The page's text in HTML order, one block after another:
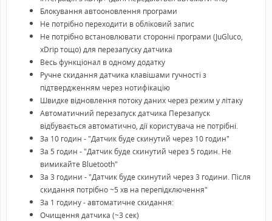
Блокування автооновлення програми
Не потрібно переходити в обліковий запис
Не потрібно встановлювати сторонні програми (JuGluco,
xDrip тощо) для перезапуску датчика
Весь функціонал в одному додатку
Ручне скидання датчика клавішами гучності з
підтвердженням через нотифікацію
Швидке відновлення потоку даних через режим у літаку
Автоматичний перезапуск датчика Перезапуск
відбувається автоматично, дії користувача не потрібні.
За 10 годин - "Датчик буде скинутий через 10 годин"
За 5 годин - "Датчик буде скинутий через 5 годин. Не
вимикайте Bluetooth"
За 3 години - "Датчик буде скинутий через 3 години. Після
скидання потрібно ~5 хв на перепідключення"
За 1 годину - автоматичне скидання:
Очищення датчика (~3 сек)